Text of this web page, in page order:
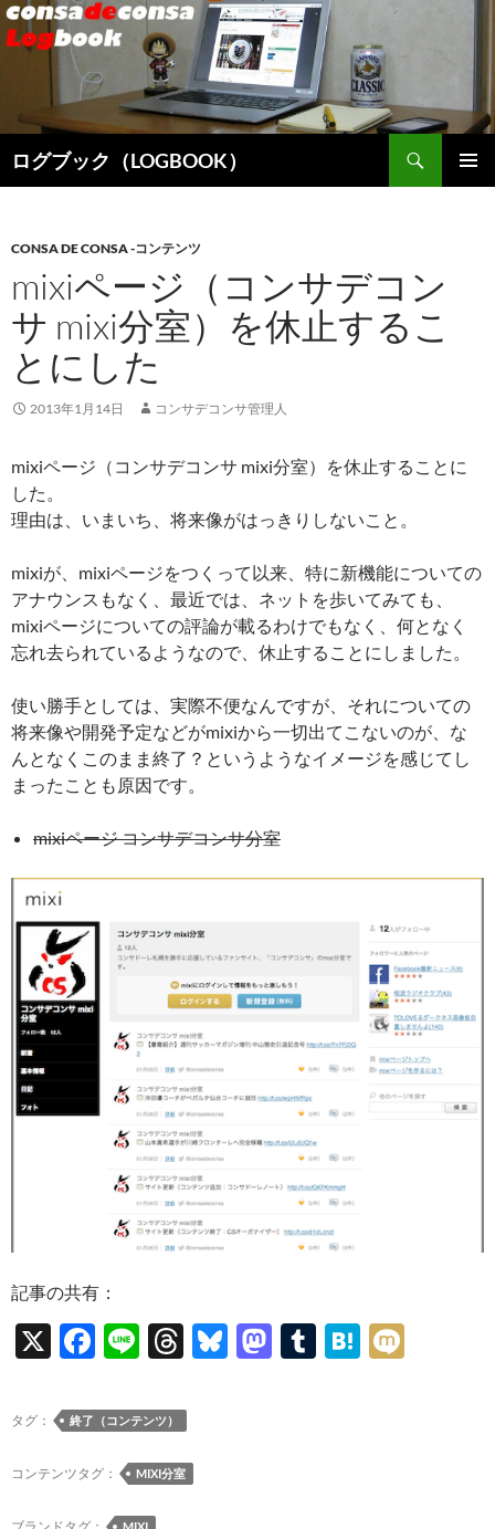
ログブック（LOGBOOK）
索
ン
ス
キ
ッ
プ
CONSA DE CONSA -コンテンツ
mixiページ（コンサデコン
サ mixi分室）を休止するこ
とにした
2013年1月14日 コンサデコンサ管理人
mixiページ（コンサデコンサ mixi分室）を休止することに
した。
理由は、いまいち、将来像がはっきりしないこと。
mixiが、mixiページをつくって以来、特に新機能についての
アナウンスもなく、最近では、ネットを歩いてみても、
mixiページについての評論が載るわけでもなく、何となく
忘れ去られているようなので、休止することにしました。
使い勝手としては、実際不便なんですが、それについての
将来像や開発予定などがmixiから一切出てこないのが、な
んとなくこのまま終了？というようなイメージを感じてし
まったことも原因です。
mixiページ コンサデコンサ分室
記事の共有：
X
F
e
b
o
o
Li
e
T
e
a
ds
Bl M T
H
タグ： 終了（コンテンツ）
コンテンツタグ： MIXI分室
MIXI